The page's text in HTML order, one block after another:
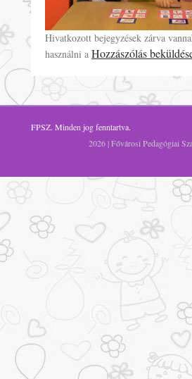
Hivatkozott bejegyzések zárva
használni a Hozzászólás
FPSZ. Minden jog fenntartva.
2026 | Fővárosi Pedagógiai